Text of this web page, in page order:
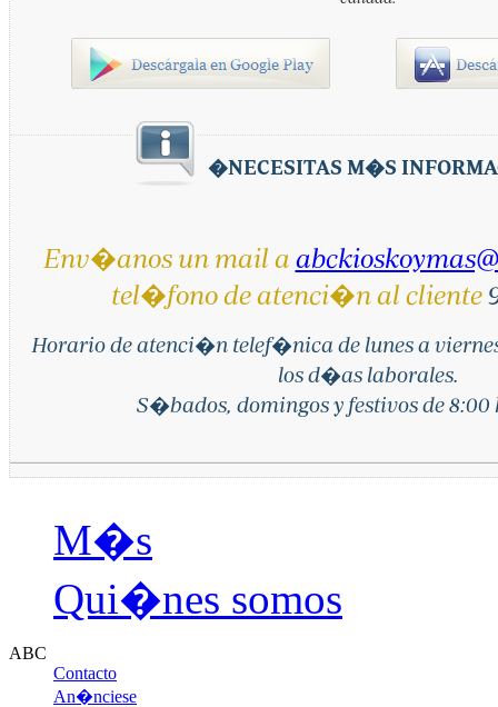
�NECESITAS M�S
Env�anos un mail a
tel�fono de atenci�n al cliente
Horario de atenci�n telef�nica de lunes a
los d�as laborales.
S�bados, domingos y festivos de 8:00
M�s
Qui�nes somos
ABC
Contacto
An�nciese